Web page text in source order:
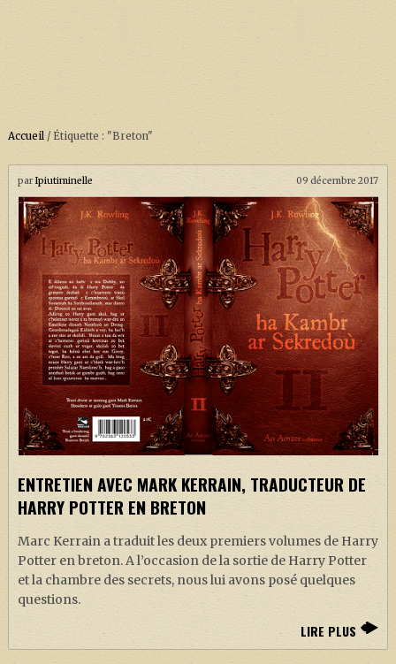
ACCUEIL
À PROPOS
SOUTENEZ-NOUS !
LA SÉRIE HARRY POTTER (REBOOT)
HARRY POTTER : LIVRES
BIOPICS DE HARRY POTTER
LES ANIMAUX FANTASTIQUES
J. K. ROWLING
ARTISANAT MOLDU
FANDOM
CULTURE
LES GRANDS ARTICLES DE LA GAZETTE
DOSSIERS
Accueil/ Étiquette : "Breton"
parIpiutiminelle 09 décembre 2017
ENTRETIEN AVEC MARK KERRAIN, TRADUCTEUR DE
HARRY POTTER EN BRETON
Marc Kerrain a traduit les deux premiers volumes de Harry
Potter en breton. A l’occasion de la sortie de Harry Potter
et la chambre des secrets, nous lui avons posé quelques
questions.
LIRE PLUS